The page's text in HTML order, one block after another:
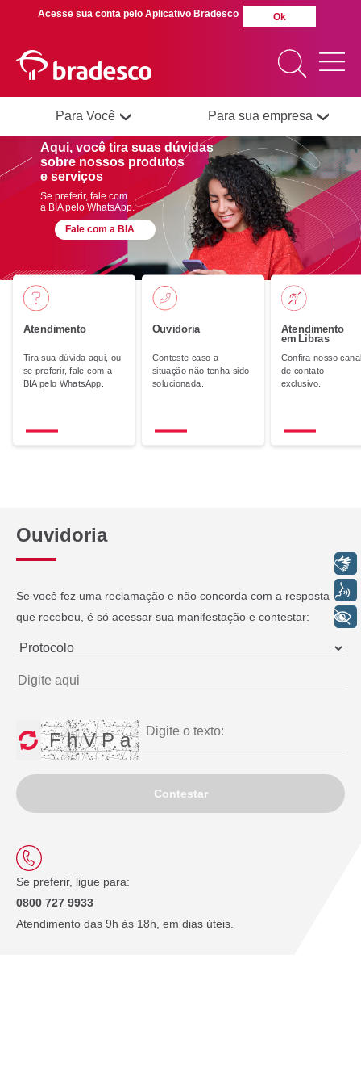
Para Você Para sua empresa
MAIS BUSCADOS
SUAS BUSCAS
RECENTES
SEPARAMOS PARA VOCÊ
Aqui, você tira suas dúvidas
sobre nossos produtos
e serviços
Se preferir, fale com
a BIA pelo WhatsApp.
Fale com a BIA
Atendimento
Tira sua dúvida aqui, ou
se preferir, fale com a
BIA pelo WhatsApp.
Ouvidoria
Conteste caso a
situação não tenha sido
solucionada.
Atendimento
em Libras
Confira nosso
de contato
exclusivo.
Ouvidoria
Se você fez uma reclamação e não concorda com a resposta
que recebeu, é só acessar sua manifestação e contestar:
F h V P a
Contestar
Se preferir, ligue para:
0800 727 9933
Atendimento das 9h às 18h, em dias úteis.
+ Acessibilidade
Acesse sua conta pelo Aplicativo Bradesco Ok